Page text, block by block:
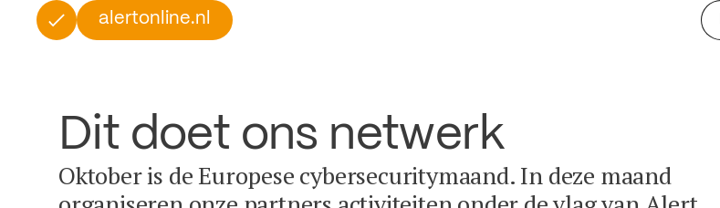
alertonline.nl
Dit doet ons netwerk
Oktober is de Europese cybersecuritymaand. In deze maand